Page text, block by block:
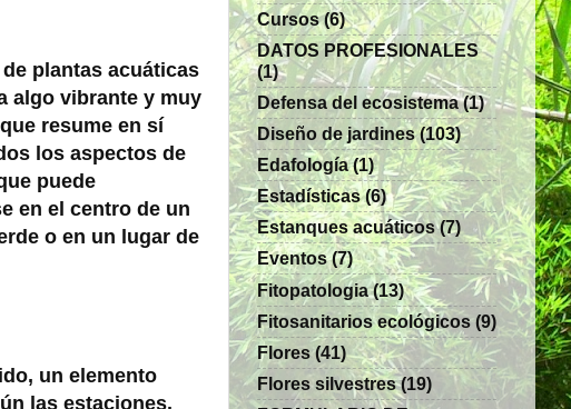
plantas acuáticas
algo vibrante y muy
resume en sí
los aspectos de
puede
en el centro de un
o en un lugar de
un elemento
las estaciones.
Cursos (6)
DATOS PROFESIONALES
(1)
Defensa del ecosistema (1)
Diseño de jardines (103)
Edafología (1)
Estadísticas (6)
Estanques acuáticos (7)
Eventos (7)
Fitopatologia (13)
Fitosanitarios ecológicos (9)
Flores (41)
Flores silvestres (19)